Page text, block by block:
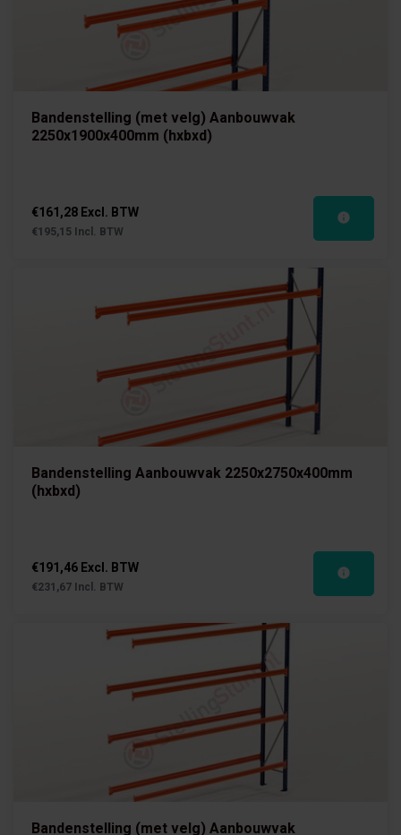
Bandenstelling (met velg) Aanbouwvak
2250x1900x400mm (hxbxd)
€161,28 Excl. BTW
€195,15 Incl. BTW
Bandenstelling Aanbouwvak 2250x2750x400mm
(hxbxd)
€191,46 Excl. BTW
€231,67 Incl. BTW
Bandenstelling (met velg) Aanbouwvak